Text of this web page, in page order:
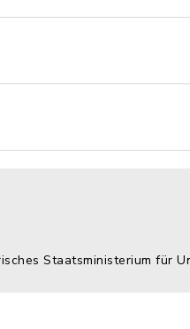
Staatsministerium für